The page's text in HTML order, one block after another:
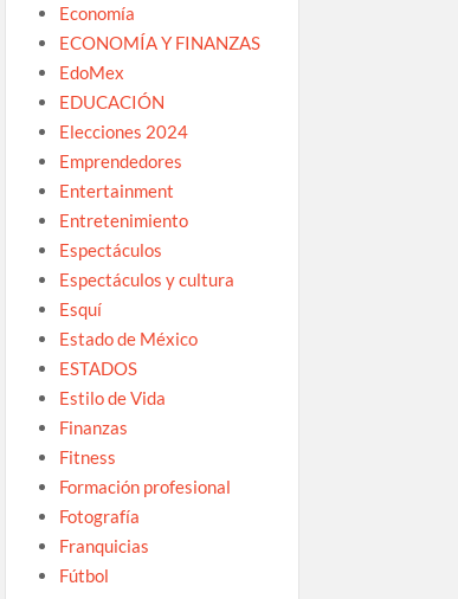
Economía
ECONOMÍA Y FINANZAS
EdoMex
EDUCACIÓN
Elecciones 2024
Emprendedores
Entertainment
Entretenimiento
Espectáculos
Espectáculos y cultura
Esquí
Estado de México
ESTADOS
Estilo de Vida
Finanzas
Fitness
Formación profesional
Fotografía
Franquicias
Fútbol